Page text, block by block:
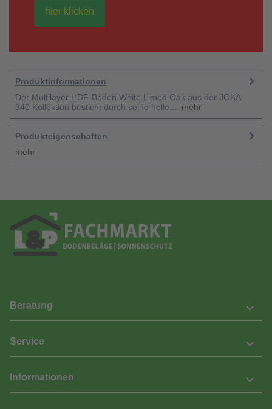
hier klicken
Produktinformationen
Der Multilayer HDF-Boden White Limed Oak aus der JOKA
340 Kollektion besticht durch seine helle,...
mehr
Produkteigenschaften
mehr
Beratung
Service
Informationen